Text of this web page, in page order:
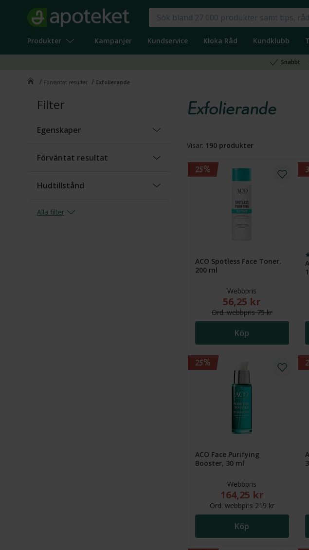
Produkter
Kampanjer Kundservice Kloka Råd Kundklubb
Snabbt
/ Förväntat resultat / Exfolierande
Filter
Egenskaper
Oparfymerad (24
Förväntat resultat
Anti-mjäll
Hudtillstånd
Fet/oljig
Alla filter
Exfolierande
Visar: 190 produkter
ACO Spotless Face Toner,
200 ml
Webbpris
Nytt reducerat pris:
56,25 kr
Ord.webbpris75 kr
Köp
25%
ACO Face Purifying
Booster, 30 ml
Webbpris
Nytt reducerat pris:
164,25 kr
Ord.webbpris219 kr
Köp
25%